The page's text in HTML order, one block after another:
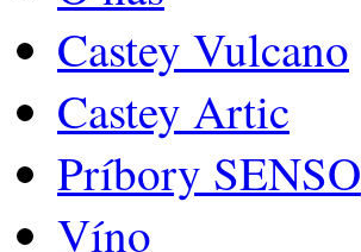
Castey Vulcano
Castey Artic
Príbory SENSO
Víno